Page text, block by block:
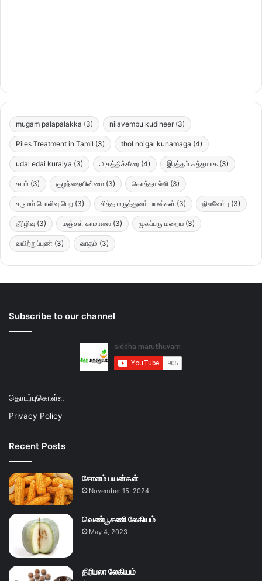
mugam palapalakka (3) nilavembu kudineer (3)
Piles Treatment in Tamil (3) thol noigal kunamaga (4)
udal edai kuraiya (3) அகத்திக்கீரை (4) இரத்தம் சுத்தமாக (3)
கபம் (3) குழந்தையின்மை (3) கொத்தமல்லி (3)
சருமம் பொலிவு பெற (3) சித்த மருத்துவம் பயன்கள் (3) நிலவேம்பு (3)
நீரிழிவு (3) மஞ்சள் காமாலை (3) முகப்பரு மறைய (3)
வயிற்றுப்புண் (3) வாதம் (3)
Subscribe to our channel
தொடர்புகொள்ள
Privacy Policy
Recent Posts
சோளம் பயன்கள்
November 15, 2024
வெண்பூசணி லேகியம்
May 4, 2023
திரிபலா லேகியம்